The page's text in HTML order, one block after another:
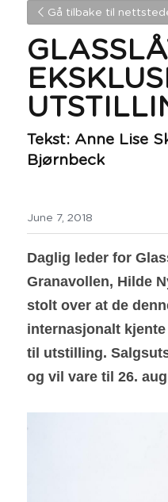
Gå tilbake til
Tekst: Anne Lise
Bjørnbeck
June 7, 2018
Daglig leder for
Granavollen, Hilde
stolt over at de
internasjonalt
til utstilling.
og vil vare til 26.